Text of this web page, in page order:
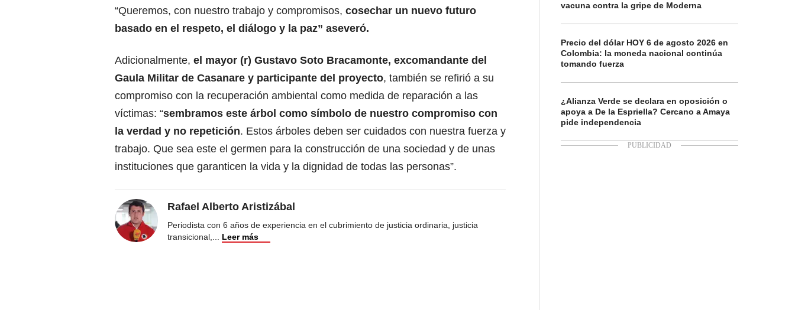
“Queremos, con nuestro trabajo y compromisos, cosechar un nuevo futuro
basado en el respeto, el diálogo y la paz” aseveró.
Adicionalmente, el mayor (r) Gustavo Soto Bracamonte, excomandante del
Gaula Militar de Casanare y participante del proyecto, también se refirió a su
compromiso con la recuperación ambiental como medida de reparación a las
víctimas: “sembramos este árbol como símbolo de nuestro compromiso con
la verdad y no repetición. Estos árboles deben ser cuidados con nuestra fuerza y
trabajo. Que sea este el germen para la construcción de una sociedad y de unas
instituciones que garanticen la vida y la dignidad de todas las personas”.
Rafael Alberto Aristizábal
Periodista con 6 años de experiencia en el cubrimiento de justicia ordinaria, justicia
transicional,... Leer más
vacuna contra la gripe de Moderna
Precio del dólar HOY 6 de agosto 2026 en
Colombia: la moneda nacional continúa
tomando fuerza
¿Alianza Verde se declara en oposición o
apoya a De la Espriella? Cercano a Amaya
pide independencia